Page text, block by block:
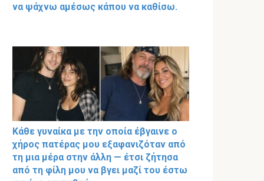
να ψάχνω αμέσως κάπου να καθίσω.
Κάθε γυναίκα με την οποία έβγαινε ο
χήρος πατέρας μου εξαφανιζόταν από
τη μια μέρα στην άλλη — έτσι ζήτησα
από τη φίλη μου να βγει μαζί του έστω